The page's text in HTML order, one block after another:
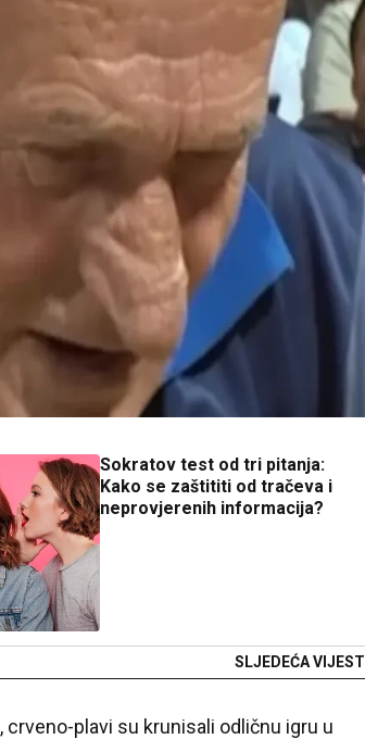
Sokratov test od tri pitanja:
Kako se zaštititi od tračeva i
neprovjerenih informacija?
SLJEDEĆA VIJEST
, crveno-plavi su krunisali odličnu igru u